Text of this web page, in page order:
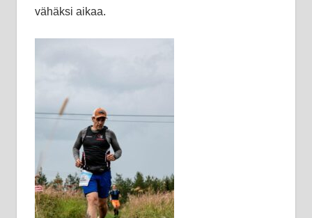
vähäksi aikaa.